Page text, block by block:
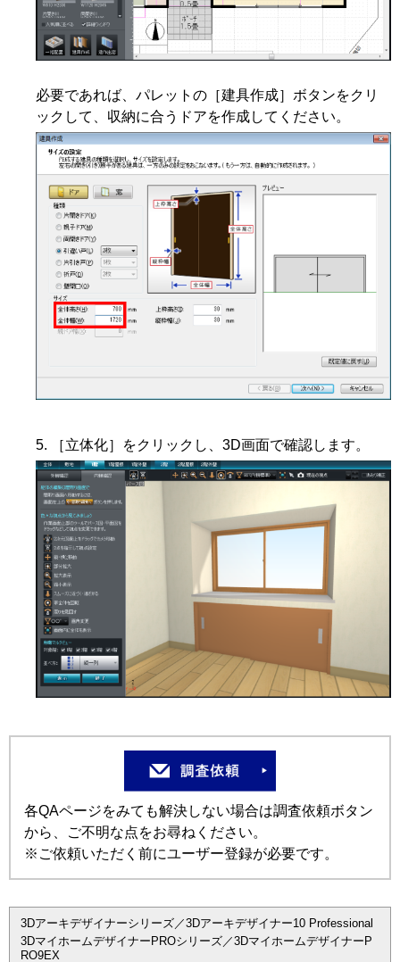
必要であれば、パレットの［建具作成］ボタンをクリ
ックして、収納に合うドアを作成してください。
［立体化］をクリックし、3D画面で確認します。
各QAページをみても解決しない場合は調査依頼ボタン
から、ご不明な点をお尋ねください。
※ご依頼いただく前にユーザー登録が必要です。
3Dアーキデザイナーシリーズ／3Dアーキデザイナー10 Professional
3DマイホームデザイナーPROシリーズ／3DマイホームデザイナーP
RO9EX